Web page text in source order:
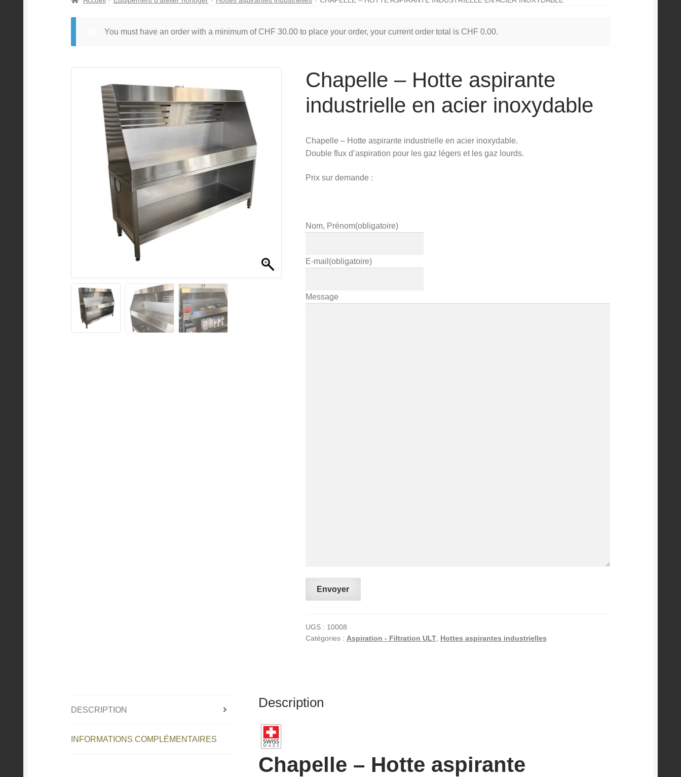
You must have an order with a minimum of CHF 30.00to place your order, your current order total is CHF 0.00.
Chapelle – Hotte aspirante
industrielle en acier inoxydable
Chapelle – Hotte aspirante industrielle en acier inoxydable.
Double flux d’aspiration pour les gaz légers et les gaz lourds.
Prix sur demande :
Nom, Prénom(obligatoire)
E-mail (obligatoire)
Message
Envoyer
UGS : 10008
Catégories : Aspiration - Filtration ULT, Hottes aspirantes industrielles
DESCRIPTION
INFORMATIONS COMPLÉMENTAIRES
Description
Chapelle – Hotte aspirante